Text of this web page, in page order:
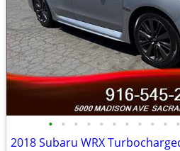
• • • • • • • • • • •